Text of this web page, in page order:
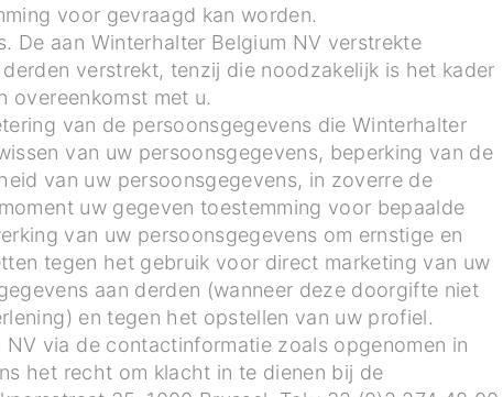
voor gevraagd kan worden.
De aan Winterhalter Belgium NV verstrekte
verstrekt, tenzij die noodzakelijk is het kader
overeenkomst met u.
van de persoonsgegevens die Winterhalter
van uw persoonsgegevens, beperking van de
van uw persoonsgegevens, in zoverre de
uw gegeven toestemming voor bepaalde
van uw persoonsgegevens om ernstige en
tegen het gebruik voor direct marketing van uw
aan derden (wanneer deze doorgifte niet
en tegen het opstellen van uw profiel.
via de contactinformatie zoals opgenomen in
het recht om klacht in te dienen bij de